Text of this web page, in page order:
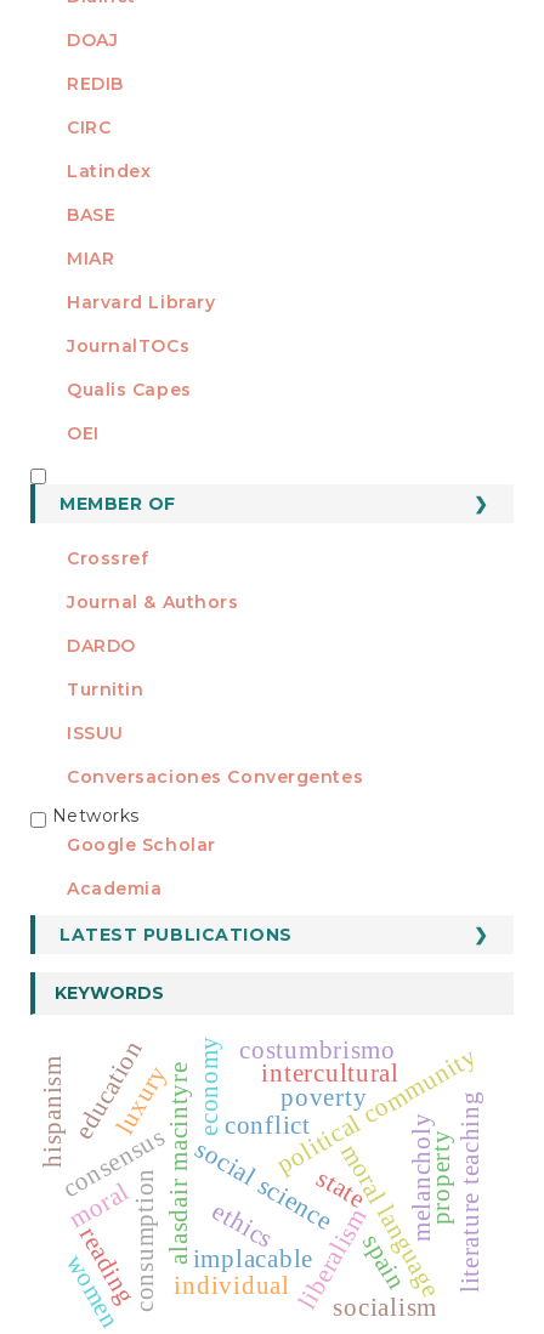
DOAJ
REDIB
CIRC
Latindex
BASE
MIAR
Harvard Library
JournalTOCs
Qualis Capes
OEI
MEMBER OF
Crossref
Journal & Authors
DARDO
Turnitin
ISSUU
Conversaciones Convergentes
REDES
Networks
Google Scholar
Academia
LATEST PUBLICATIONS
KEYWORDS
alasdair macintyresocial science
political community
conflict
consensus
ethics moral language
luxury
consumption
moral
economy
melancholy
liberalism
property
implacable
socialism
individual
state
education poverty
intercultural
literature teaching
reading spain
women
costumbrismo
hispanism